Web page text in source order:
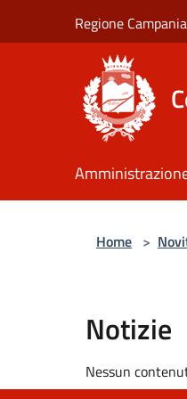
Regione Campania
Home >
Notizie
Nessun